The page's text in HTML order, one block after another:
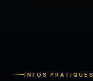
INFOS PRATIQUES